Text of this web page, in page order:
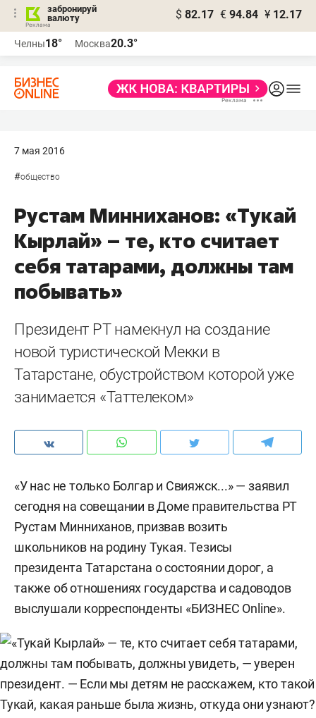
забронируй
валюту
$ 82.17 € 94.84 ¥ 12.17
Челны18° Москва20.3°
7 мая 2016
#общество
Рустам Минниханов: «Тукай
Кырлай» – те, кто считает
себя татарами, должны там
побывать»
Президент РТ намекнул на создание
новой туристической Мекки в
Татарстане, обустройством которой уже
занимается «Таттелеком»
«У нас не только Болгар и Свияжск...» — заявил
сегодня на совещании в Доме правительства РТ
Рустам Минниханов, призвав возить
школьников на родину Тукая. Тезисы
президента Татарстана о состоянии дорог, а
также об отношениях государства и садоводов
выслушали корреспонденты «БИЗНЕС Online».